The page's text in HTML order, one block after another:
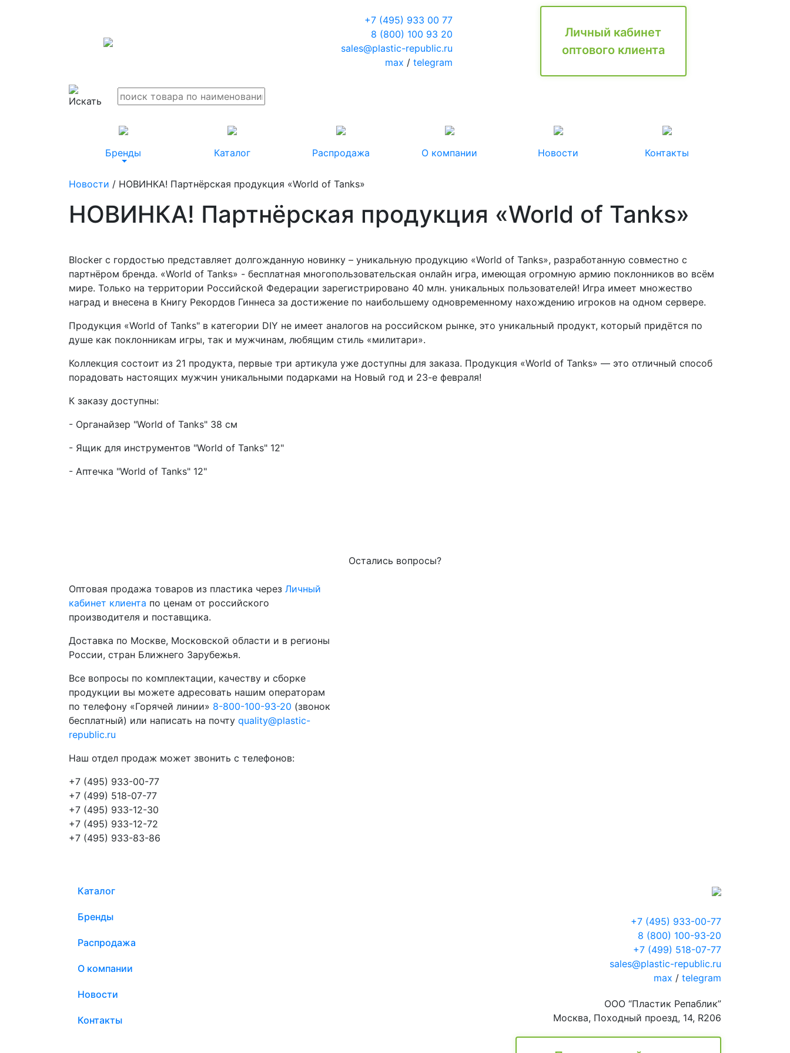
+7 (495) 933 00 77
8 (800) 100 93 20
sales@plastic-republic.ru
max / telegram
Личный кабинет
оптового клиента
Бренды Каталог Распродажа О компании Новости Контакты
Новости / НОВИНКА! Партнёрская продукция «World of Tanks»
НОВИНКА! Партнёрская продукция «World of Tanks»
Blocker с гордостью представляет долгожданную новинку – уникальную продукцию «World of Tanks», разработанную совместно с
партнёром бренда. «World of Tanks» - бесплатная многопользовательская онлайн игра, имеющая огромную армию поклонников во всём
мире. Только на территории Российской Федерации зарегистрировано 40 млн. уникальных пользователей! Игра имеет множество
наград и внесена в Книгу Рекордов Гиннеса за достижение по наибольшему одновременному нахождению игроков на одном сервере.
Продукция «World of Tanks" в категории DIY не имеет аналогов на российском рынке, это уникальный продукт, который придётся по
душе как поклонникам игры, так и мужчинам, любящим стиль «милитари».
Коллекция состоит из 21 продукта, первые три артикула уже доступны для заказа. Продукция «World of Tanks» — это отличный способ
порадовать настоящих мужчин уникальными подарками на Новый год и 23-е февраля!
К заказу доступны:
- Органайзер "World of Tanks" 38 см
- Ящик для инструментов "World of Tanks" 12"
- Аптечка "World of Tanks" 12"
Остались вопросы?
Оптовая продажа товаров из пластика через Личный
кабинет клиента по ценам от российского
производителя и поставщика.
Доставка по Москве, Московской области и в регионы
России, стран Ближнего Зарубежья.
Все вопросы по комплектации, качеству и сборке
продукции вы можете адресовать нашим операторам
по телефону «Горячей линии» 8-800-100-93-20 (звонок
бесплатный) или написать на почту quality@plastic-
republic.ru
Наш отдел продаж может звонить с телефонов:
+7 (495) 933-00-77
+7 (499) 518-07-77
+7 (495) 933-12-30
+7 (495) 933-12-72
+7 (495) 933-83-86
Каталог
Бренды
Распродажа
О компании
Новости
Контакты
+7 (495) 933-00-77
8 (800) 100-93-20
+7 (499) 518-07-77
sales@plastic-republic.ru
max / telegram
ООО “Пластик Репаблик”
Москва, Походный проезд, 14, R206